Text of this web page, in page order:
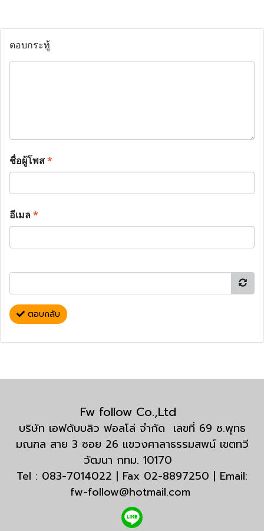
ตอบกระทู้
ชื่อผู้โพส*
อีเมล*
ตอบกลับ
Fw follow Co.,Ltd
บริษัท เอฟดับบลิว ฟอลโล่ จำกัด เลขที่ 69 ซ.พุทธ
มณฑล สาย 3 ซอย 26 แขวงศาลาธรรมสพน์ เขตทวี
วัฒนา กทม. 10170
Tel : 083-7014022 | Fax 02-8897250 | Email:
fw-follow@hotmail.com